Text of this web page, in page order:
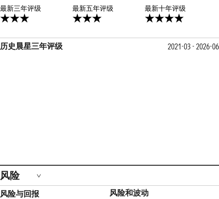
最新三年评级 最新五年评级 最新十年评级
历史晨星三年评级 2021-03 - 2026-06
风险
风险与回报 风险和波动